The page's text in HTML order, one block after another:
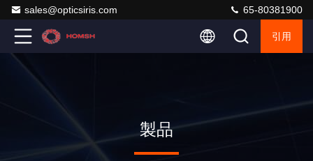
sales@opticsiris.com 65-80381900
引用
製品